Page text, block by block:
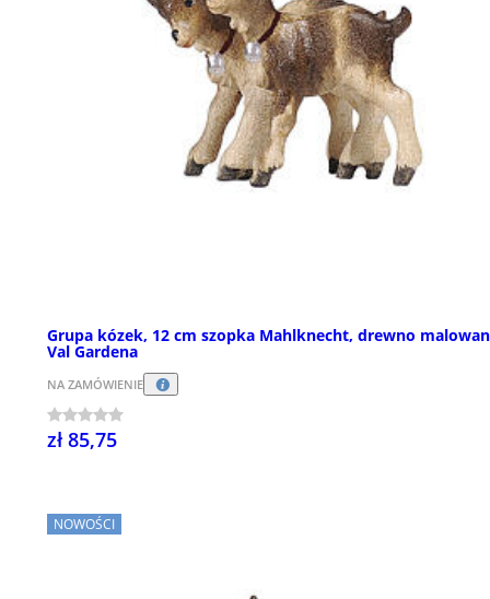
Grupa kózek, 12 cm szopka Mahlknecht, drewno
Val Gardena
NA ZAMÓWIENIE
zł 85,75
NOWOŚCI